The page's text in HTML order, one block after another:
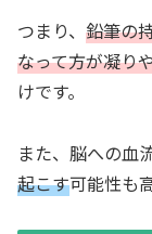
つまり、 鉛筆の
なって方が凝り
けです。
また、脳への血
起こす可能性も